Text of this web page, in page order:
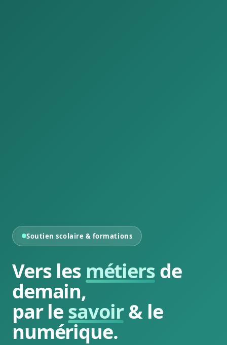
Soutien scolaire & formations
Vers les métiersde
demain,
par lesavoir& le
numérique.